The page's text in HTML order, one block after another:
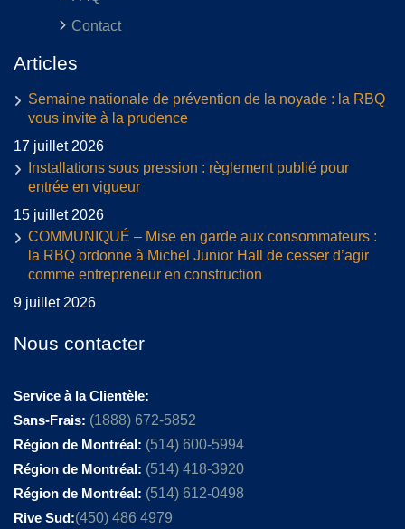
Contact
Articles
Semaine nationale de prévention de la noyade : la RBQ
vous invite à la prudence
17 juillet 2026
Installations sous pression : règlement publié pour
entrée en vigueur
15 juillet 2026
COMMUNIQUÉ – Mise en garde aux consommateurs :
la RBQ ordonne à Michel Junior Hall de cesser d’agir
comme entrepreneur en construction
9 juillet 2026
Nous contacter
Service à la Clientèle:
Sans-Frais: (1888) 672-5852
Région de Montréal: (514) 600-5994
Région de Montréal: (514) 418-3920
Région de Montréal: (514) 612-0498
Rive Sud:(450) 486 4979